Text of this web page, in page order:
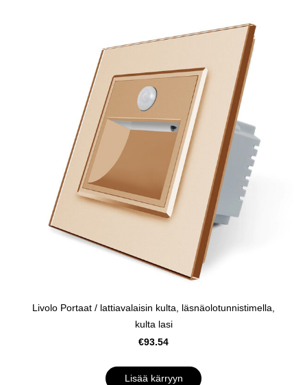
Livolo Portaat / lattiavalaisin kulta, läsnäolotunnistimella,
kulta lasi
€93.54
Lisää kärryyn